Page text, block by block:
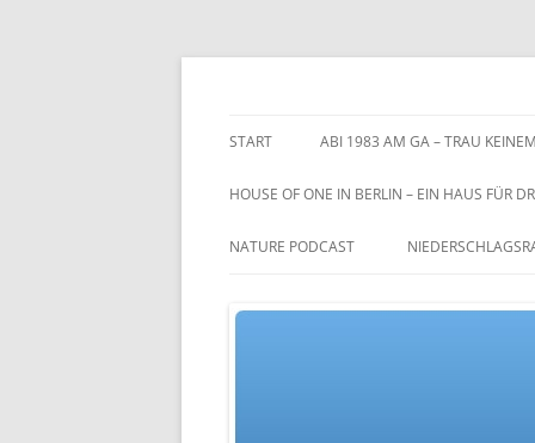
Zum
START ABI 1983 AM GA – TRAU
HOUSE OF ONE IN BERLIN – EIN HAUS FÜR
NATURE PODCAST